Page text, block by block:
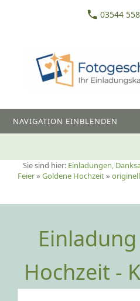
03544
NAVIGATION EINBLENDEN
Sie sind hier: Einladungen,
Feier» Goldene Hochzeit»
Hochzeit -